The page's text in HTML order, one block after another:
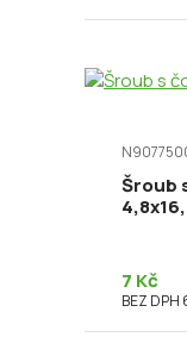
Šroub
4,8x16,
7 Kč
BEZ DPH